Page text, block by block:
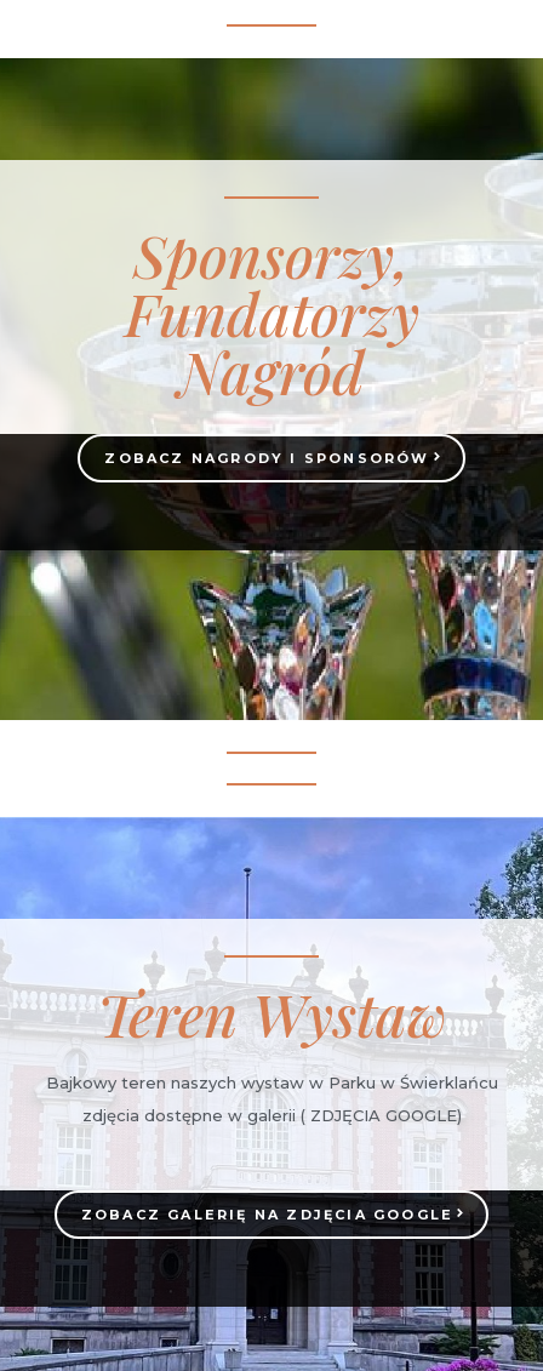
Sponsorzy,
Fundatorzy
Nagród
ZOBACZ NAGRODY I SPONSORÓW
Teren Wystaw
Bajkowy teren naszych wystaw w Parku w Świerklańcu
zdjęcia dostępne w galerii ( ZDJĘCIA GOOGLE)
ZOBACZ GALERIĘ NA ZDJĘCIA GOOGLE